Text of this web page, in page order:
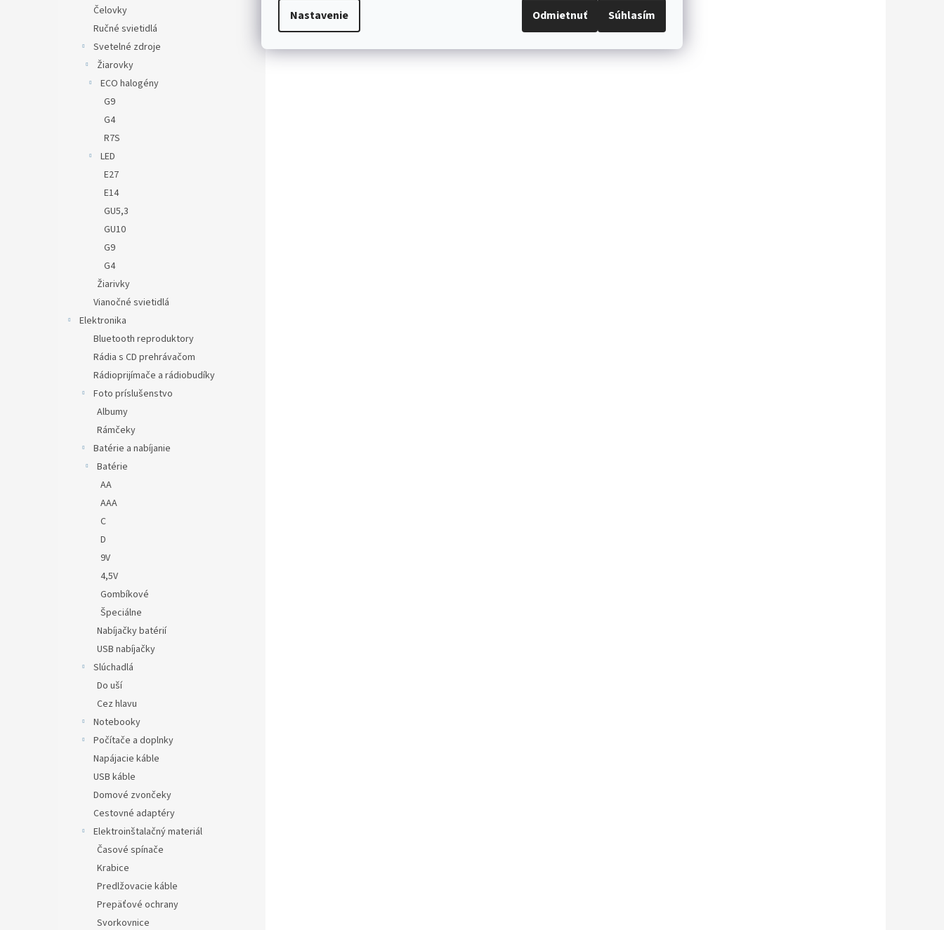
Nastavenie Odmietnuť Súhlasím
Čelovky
Ručné svietidlá
Svetelné zdroje
Žiarovky
ECO halogény
G9
G4
R7S
LED
E27
E14
GU5,3
GU10
G9
G4
Žiarivky
Vianočné svietidlá
Elektronika
Bluetooth reproduktory
Rádia s CD prehrávačom
Rádioprijímače a rádiobudíky
Foto príslušenstvo
Albumy
Rámčeky
Batérie a nabíjanie
Batérie
AA
AAA
C
D
9V
4,5V
Gombíkové
Špeciálne
Nabíjačky batérií
USB nabíjačky
Slúchadlá
Do uší
Cez hlavu
Notebooky
Počítače a doplnky
Napájacie káble
USB káble
Domové zvončeky
Cestovné adaptéry
Elektroinštalačný materiál
Časové spínače
Krabice
Predlžovacie káble
Prepäťové ochrany
Svorkovnice